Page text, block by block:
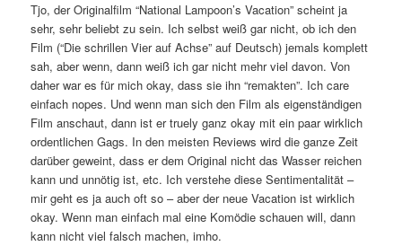
Tjo, der Originalfilm “National Lampoon’s Vacation” scheint ja
sehr, sehr beliebt zu sein. Ich selbst weiß gar nicht, ob ich den
Film (“Die schrillen Vier auf Achse” auf Deutsch) jemals komplett
sah, aber wenn, dann weiß ich gar nicht mehr viel davon. Von
daher war es für mich okay, dass sie ihn “remakten”. Ich care
einfach nopes. Und wenn man sich den Film als eigenständigen
Film anschaut, dann ist er truely ganz okay mit ein paar wirklich
ordentlichen Gags. In den meisten Reviews wird die ganze Zeit
darüber geweint, dass er dem Original nicht das Wasser reichen
kann und unnötig ist, etc. Ich verstehe diese Sentimentalität –
mir geht es ja auch oft so – aber der neue Vacation ist wirklich
okay. Wenn man einfach mal eine Komödie schauen will, dann
kann nicht viel falsch machen, imho.